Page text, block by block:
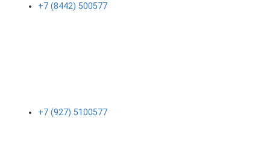
+7 (8442) 500577
+7 (927) 5100577